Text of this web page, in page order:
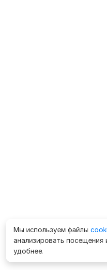
Мы используем файлы
анализировать посещения
удобнее.